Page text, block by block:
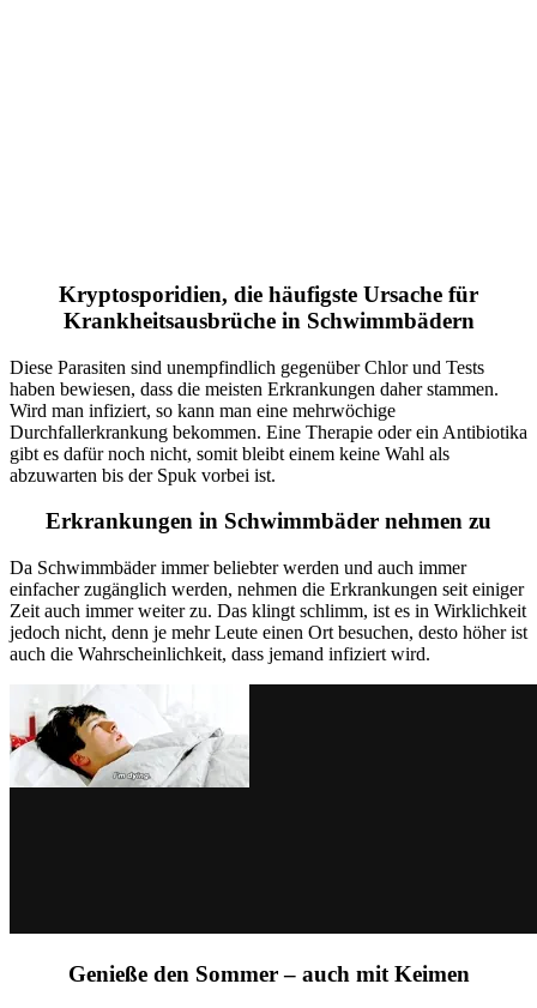
Kryptosporidien, die häufigste Ursache für
Krankheitsausbrüche in Schwimmbädern
Diese Parasiten sind unempfindlich gegenüber Chlor und Tests
haben bewiesen, dass die meisten Erkrankungen daher stammen.
Wird man infiziert, so kann man eine mehrwöchige
Durchfallerkrankung bekommen. Eine Therapie oder ein Antibiotika
gibt es dafür noch nicht, somit bleibt einem keine Wahl als
abzuwarten bis der Spuk vorbei ist.
Erkrankungen in Schwimmbäder nehmen zu
Da Schwimmbäder immer beliebter werden und auch immer
einfacher zugänglich werden, nehmen die Erkrankungen seit einiger
Zeit auch immer weiter zu. Das klingt schlimm, ist es in Wirklichkeit
jedoch nicht, denn je mehr Leute einen Ort besuchen, desto höher ist
auch die Wahrscheinlichkeit, dass jemand infiziert wird.
Genieße den Sommer – auch mit Keimen